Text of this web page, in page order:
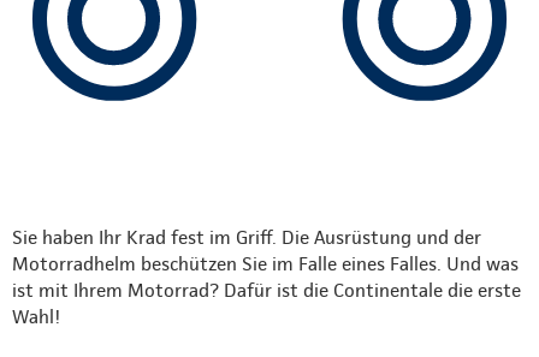
Sie haben Ihr Krad fest im Griff. Die Ausrüstung und der
Motorradhelm beschützen Sie im Falle eines Falles. Und was
ist mit Ihrem Motorrad? Dafür ist die Continentale die erste
Wahl!